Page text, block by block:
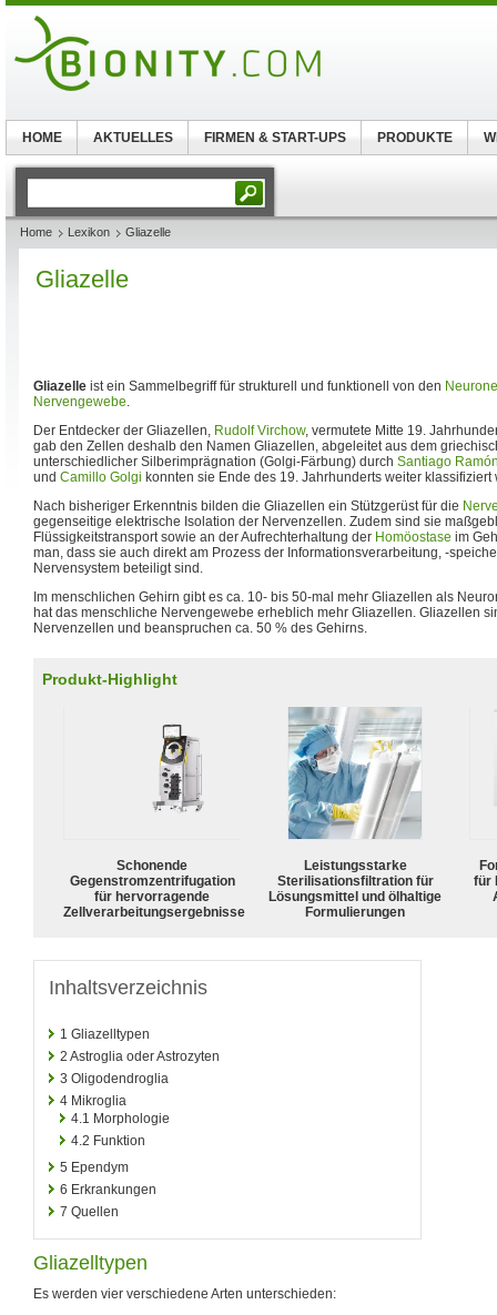
Home Lexikon Gliazelle
Gliazelle
Gliazelle ist ein Sammelbegriff für strukturell und funktionell von den
Nervengewebe.
Der Entdecker der Gliazellen, Rudolf Virchow, vermutete Mitte 19.
gab den Zellen deshalb den Namen Gliazellen, abgeleitet aus dem
unterschiedlicher Silberimprägnation (Golgi-Färbung) durch Santiago
und Camillo Golgi konnten sie Ende des 19. Jahrhunderts weiter klassifiziert
Nach bisheriger Erkenntnis bilden die Gliazellen ein Stützgerüst für die
gegenseitige elektrische Isolation der Nervenzellen. Zudem sind sie
Flüssigkeitstransport sowie an der Aufrechterhaltung der Homöostase im
man, dass sie auch direkt am Prozess der Informationsverarbeitung, -
Nervensystem beteiligt sind.
Im menschlichen Gehirn gibt es ca. 10- bis 50-mal mehr Gliazellen als
hat das menschliche Nervengewebe erheblich mehr Gliazellen. Gliazellen
Nervenzellen und beanspruchen ca. 50 % des Gehirns.
Produkt-Highlight
Schonende
Gegenstromzentrifugation
für hervorragende
Zellverarbeitungsergebnisse
Leistungsstarke
Sterilisationsfiltration für
Lösungsmittel und ölhaltige
Formulierungen
für
Inhaltsverzeichnis
1 Gliazelltypen
2 Astroglia oder Astrozyten
3 Oligodendroglia
4 Mikroglia
4.1 Morphologie
4.2 Funktion
5 Ependym
6 Erkrankungen
7 Quellen
Gliazelltypen
Es werden vier verschiedene Arten unterschieden:
HOME AKTUELLES FIRMEN & START-UPS PRODUKTE